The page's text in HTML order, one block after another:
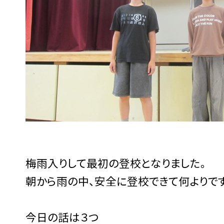
梅雨入りして最初の登校となりました。
朝から雨の中、安全に登校できて何よりで
今日の話は３つ